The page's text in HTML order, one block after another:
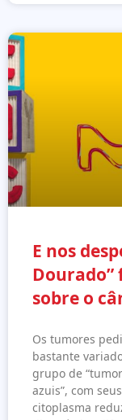
E nos
Dourado”
sobre o
Os tumores
bastante
grupo de
azuis”, com
citoplasma